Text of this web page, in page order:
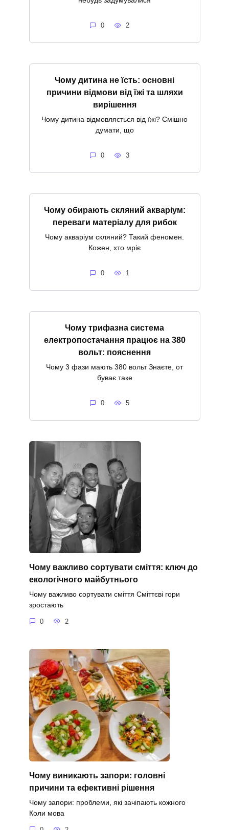
0 2
Чому дитина не їсть: основні
причини відмови від їжі та шляхи
вирішення
Чому дитина відмовляється від їжі? Смішно
думати, що
0 3
Чому обирають скляний акваріум:
переваги матеріалу для рибок
Чому акваріум скляний? Такий феномен.
Кожен, хто мріє
0 1
Чому трифазна система
електропостачання працює на 380
вольт: пояснення
Чому 3 фази мають 380 вольт Знаєте, от
буває таке
0 5
Чому важливо сортувати сміття: ключ до
екологічного майбутнього
Чому важливо сортувати сміття Сміттєві гори
зростають
0 2
Чому виникають запори: головні
причини та ефективні рішення
Чому запори: проблеми, які зачіпають кожного
Коли мова